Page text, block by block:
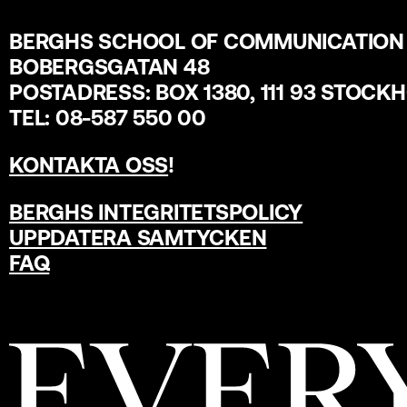
BERGHS SCHOOL OF COMMUNICATION
BOBERGSGATAN 48
POSTADRESS: BOX 1380, 111 93
TEL: 08-587 550 00
KONTAKTA OSS!
BERGHS INTEGRITETSPOLICY
UPPDATERA SAMTYCKEN
FAQ